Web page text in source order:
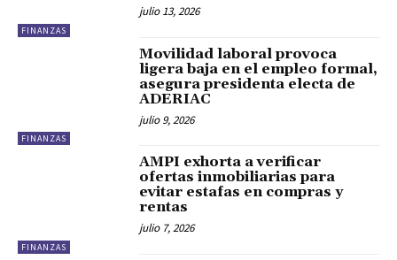
FINANZAS
julio 13, 2026
FINANZAS
Movilidad laboral provoca
ligera baja en el empleo formal,
asegura presidenta electa de
ADERIAC
julio 9, 2026
FINANZAS
AMPI exhorta a verificar
ofertas inmobiliarias para
evitar estafas en compras y
rentas
julio 7, 2026